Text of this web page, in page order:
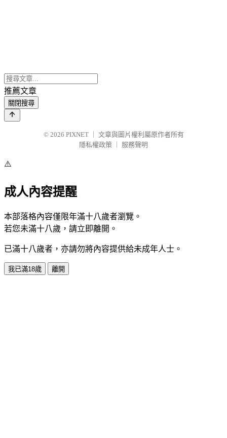
推薦文章
關閉搜尋
© 2026 PIXNET
文章與圖片權利屬原作者所有
隱私權政策
服務聲明
⚠️
成人內容提醒
本部落格內容僅限年滿十八歲者瀏覽。
若您未滿十八歲，請立即離開。
已滿十八歲者，亦請勿將內容提供給未成年人士。
我已滿18歲 離開